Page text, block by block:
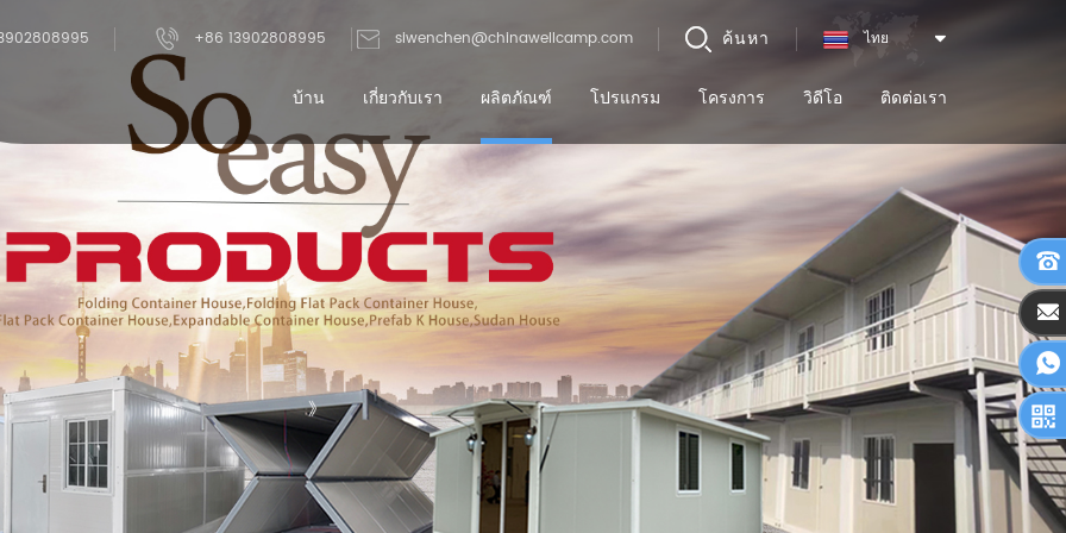
ไทย
ค้นหา
+86 13902808995 siwenchen@chinawellcamp.com
บ้าน เกี่ยวกับเรา ผลิตภัณฑ์ โปรแกรม โครงการ วิดีโอ ติดต่อเรา